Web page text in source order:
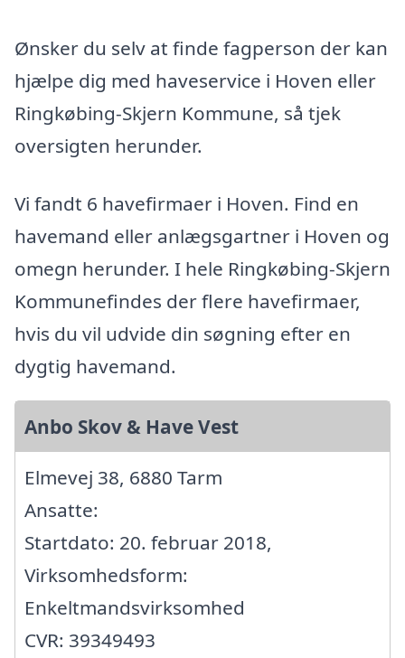
Ønsker du selv at finde fagperson der kan
hjælpe dig med haveservice i Hoven eller
Ringkøbing-Skjern Kommune, så tjek
oversigten herunder.
Vi fandt 6 havefirmaer i Hoven. Find en
havemand eller anlægsgartner i Hoven og
omegn herunder. I hele Ringkøbing-Skjern
Kommunefindes der flere havefirmaer,
hvis du vil udvide din søgning efter en
dygtig havemand.
Anbo Skov & Have Vest
Elmevej 38, 6880 Tarm
Ansatte:
Startdato: 20. februar 2018,
Virksomhedsform:
Enkeltmandsvirksomhed
CVR: 39349493